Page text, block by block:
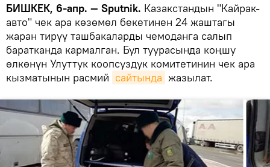
БИШКЕК, 6-апр. — Sputnik. Казакстандын "Кайрак-
авто" чек ара көзөмөл бекетинен 24 жаштагы
жаран тирүү ташбакаларды чемоданга салып
баратканда кармалган. Бул туурасында коңшу
өлкөнүн Улуттук коопсуздук комитетинин чек ара
кызматынын расмий сайтында жазылат.